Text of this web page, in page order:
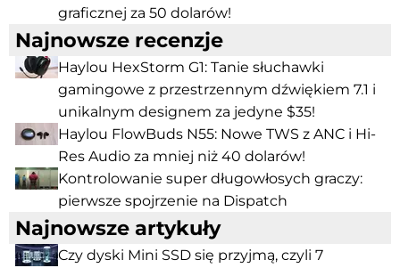
graficznej za 50 dolarów!
Najnowsze recenzje
Haylou HexStorm G1: Tanie słuchawki
gamingowe z przestrzennym dźwiękiem 7.1 i
unikalnym designem za jedyne $35!
Haylou FlowBuds N55: Nowe TWS z ANC i Hi-
Res Audio za mniej niż 40 dolarów!
Kontrolowanie super długowłosych graczy:
pierwsze spojrzenie na Dispatch
Najnowsze artykuły
Czy dyski Mini SSD się przyjmą, czyli 7